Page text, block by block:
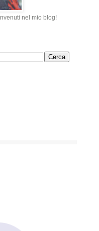
nel mio blog!